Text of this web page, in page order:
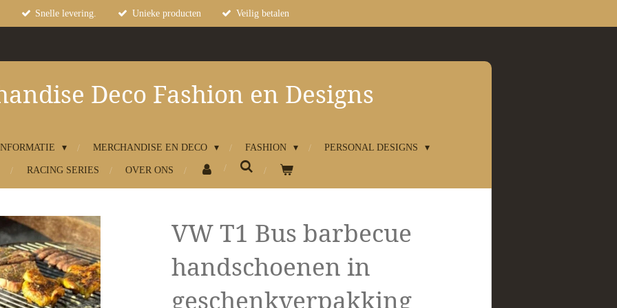
Snelle levering. Unieke producten Veilig betalen
Deco Fashion en Designs
MERCHANDISE EN DECO FASHION PERSONAL DESIGNS
RACING SERIES OVER ONS
VW T1 Bus barbecue
handschoenen in
geschenkverpakking